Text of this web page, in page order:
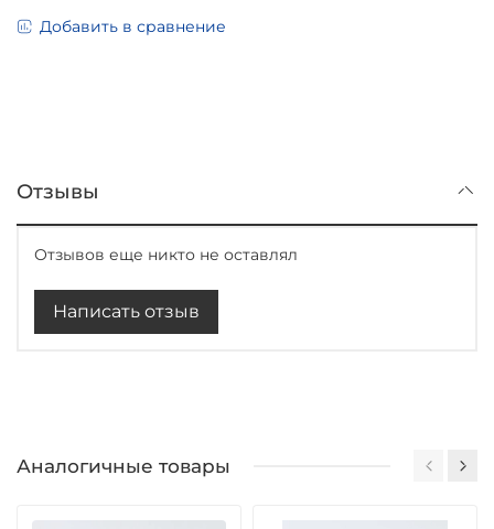
Добавить в сравнение
Отзывы
Отзывов еще никто не оставлял
Написать отзыв
Аналогичные товары